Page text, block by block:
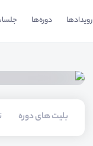
رویدادها دوره‌ها
بلیت های دوره